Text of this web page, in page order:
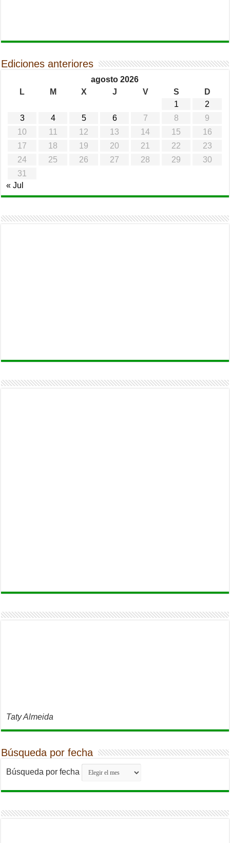
Ediciones anteriores
agosto 2026
L
M X J V S
D
1
2
3
4 5 6 7 8
9
10
11 12 13 14 15
16
17
18 19 20 21 22
23
24
25 26 27 28 29
30
31
« Jul
Taty Almeida
Búsqueda por fecha
Búsqueda por fecha